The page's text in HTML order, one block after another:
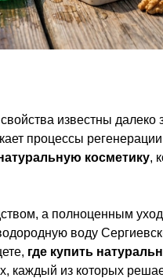
известны далеко
процессы
косметику,
а полноценным
воду
где купить
каждый из которых